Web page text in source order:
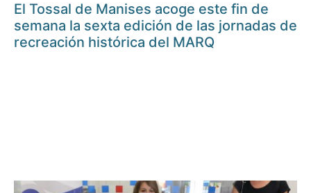
El Tossal de Manises acoge este fin de
semana la sexta edición de las jornadas de
recreación histórica del MARQ